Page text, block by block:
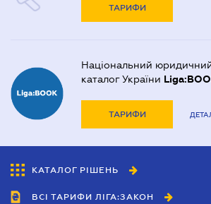
ТАРИФИ
Національний
каталог України
ТАРИФИ
КАТАЛОГ РІШЕНЬ
ВСІ ТАРИФИ ЛІГА:ЗАКОН